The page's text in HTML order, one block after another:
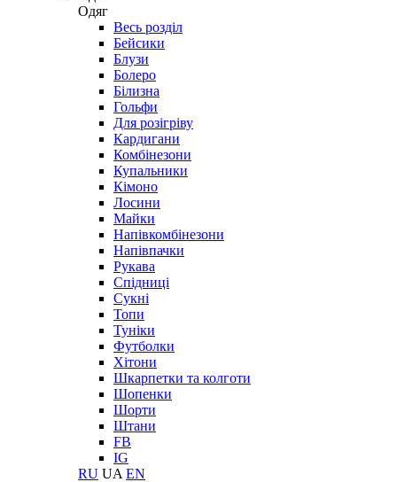
Одяг
Весь розділ
Бейсики
Блузи
Болеро
Білизна
Гольфи
Для розігріву
Кардигани
Комбінезони
Купальники
Кімоно
Лосини
Майки
Напівкомбінезони
Напівпачки
Рукава
Спідниці
Сукні
Топи
Туніки
Футболки
Хітони
Шкарпетки та колготи
Шопенки
Шорти
Штани
FB
IG
RU UA EN